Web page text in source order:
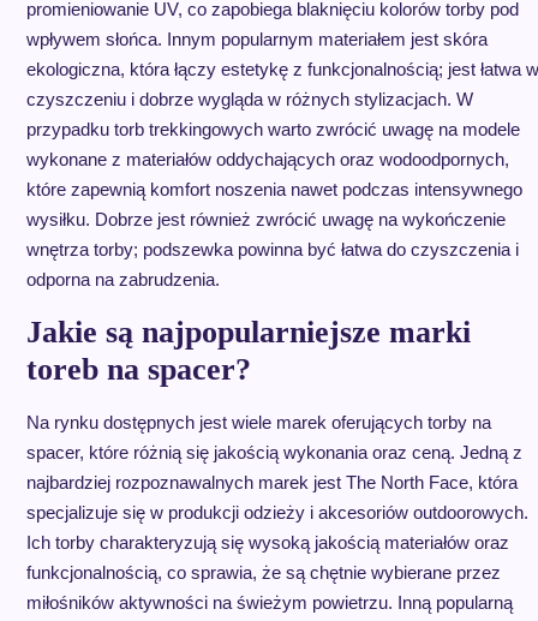
promieniowanie UV, co zapobiega blaknięciu kolorów torby pod
wpływem słońca. Innym popularnym materiałem jest skóra
ekologiczna, która łączy estetykę z funkcjonalnością; jest łatwa w
czyszczeniu i dobrze wygląda w różnych stylizacjach. W
przypadku torb trekkingowych warto zwrócić uwagę na modele
wykonane z materiałów oddychających oraz wodoodpornych,
które zapewnią komfort noszenia nawet podczas intensywnego
wysiłku. Dobrze jest również zwrócić uwagę na wykończenie
wnętrza torby; podszewka powinna być łatwa do czyszczenia i
odporna na zabrudzenia.
Jakie są najpopularniejsze marki
toreb na spacer?
Na rynku dostępnych jest wiele marek oferujących torby na
spacer, które różnią się jakością wykonania oraz ceną. Jedną z
najbardziej rozpoznawalnych marek jest The North Face, która
specjalizuje się w produkcji odzieży i akcesoriów outdoorowych.
Ich torby charakteryzują się wysoką jakością materiałów oraz
funkcjonalnością, co sprawia, że są chętnie wybierane przez
miłośników aktywności na świeżym powietrzu. Inną popularną